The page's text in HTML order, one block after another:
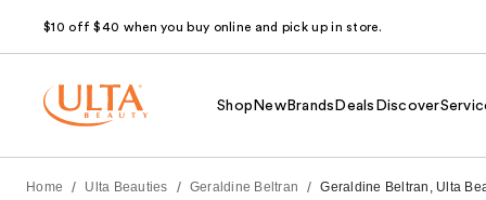
$10 off $40 when you buy online and pick up in store.
Shop NewBrands Deals Discover
Home / Ulta Beauties / Geraldine Beltran / Geraldine Beltran, Ulta